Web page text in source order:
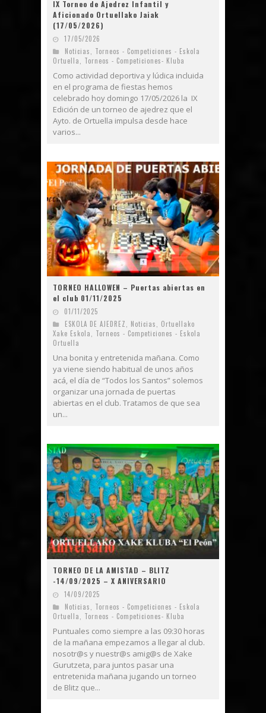
IX Torneo de Ajedrez Infantil y
Aficionado Ortuellako Jaiak
(17/05/2026)
17/05/2026
Noticias
Torneos - Competiciones - Eskola
Ortuella
Torneos - Competiciones- Kluba
Como actividad deportiva y lúdica incluida
en el programa de fiestas hemos
celebrado hoy domingo 17/05/2026 la IX
Edición de un torneo de ajedrez que el
Ayto. de Ortuella impulsa desde hace
varios...
TORNEO HALLOWEN – Puertas abiertas en
el club 01/11/2025
01/11/2025
ESKOLA DE AJEDREZ, Noticias, Ortuellako
Xake Eskola, Torneos - Competiciones - Eskola
Ortuella
Una bonita y entretenida mañana. Como
ya viene siendo habitual de unos años
acá, el día de “Todos los Santos” solemos
organizar una jornada de puertas
abiertas en el club. Tratamos de que sea
un...
TORNEO DE LA AMISTAD – BLITZ
-14/09/2025 – X ANIVERSARIO
14/09/2025
Noticias
Torneos - Competiciones - Eskola
Ortuella
Torneos - Competiciones- Kluba
Puntuales como siempre a las 09:30 horas
de la mañana empezamos a llegar al club.
nosotr@s y nuestr@s amig@s de Xake
Gurutzeta, para juntos pasar una
entretenida mañana jugando un torneo
de Blitz que...